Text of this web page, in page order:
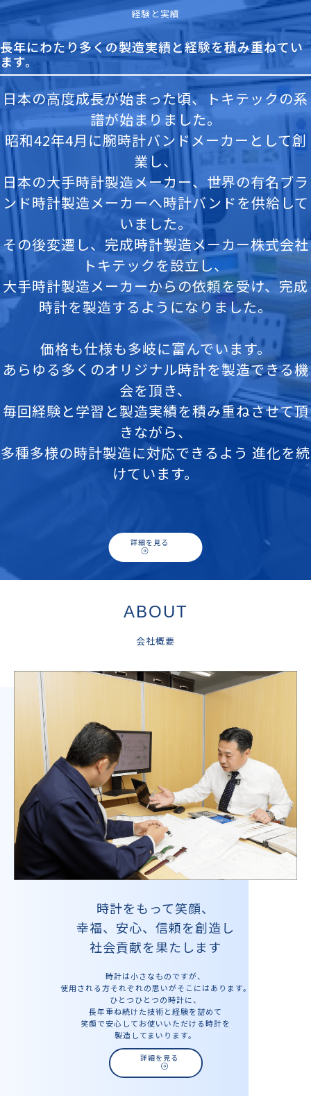
経験と実績
長年にわたり多くの製造実績と経験を積み重ねてい
ます。
日本の高度成長が始まった頃、トキテックの系
譜が始まりました。
​​​​​​​昭和42年4月に腕時計バンドメーカーとして創
業し、
​​​​​​​日本の大手時計製造メーカー、世界の有名ブラ
ンド時計製造メーカーへ時計バンドを供給して
いました。
​​​​​​​その後変遷し、完成時計製造メーカー株式会社
トキテックを設立し、
​​​​​​​大手時計製造メーカーからの依頼を受け、完成
時計を製造するようになりました。
価格も仕様も多岐に富んでいます。
​​​​​​​あらゆる多くのオリジナル時計を製造できる機
会を頂き、
​​​​​​​毎回経験と学習と製造実績を積み重ねさせて頂
きながら、
​​​​​​​多種多様の時計製造に対応できるよう 進化を続
けています。
詳細を見る
ABOUT
会社概要
時計をもって笑顔、
幸福、安心、信頼を創造し
社会貢献を果たします
時計は小さなものですが、
使用される方それぞれの思いがそこにはあります。
ひとつひとつの時計に、
長年重ね続けた技術と経験を詰めて
笑顔で安心してお使いいただける時計を
製造してまいります。
詳細を見る